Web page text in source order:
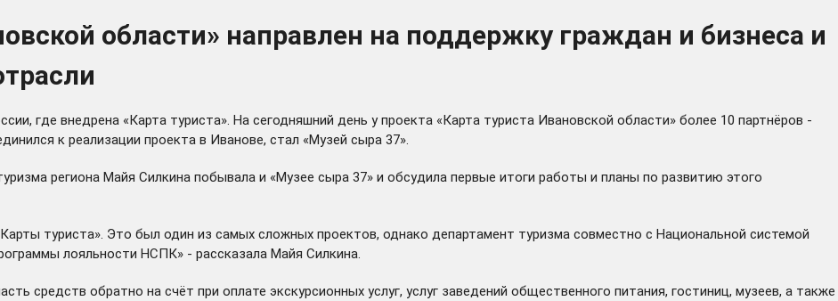
области» направлен на поддержку граждан и бизнеса и
где внедрена «Карта туриста». На сегодняшний день у проекта «Карта туриста Ивановской области» более 10 партнёров -
к реализации проекта в Иванове, стал «Музей сыра 37».
региона Майя Силкина побывала и «Музее сыра 37» и обсудила первые итоги работы и планы по развитию этого
туриста». Это был один из самых сложных проектов, однако департамент туризма совместно с Национальной системой
лояльности НСПК» - рассказала Майя Силкина.
средств обратно на счёт при оплате экскурсионных услуг, услуг заведений общественного питания, гостиниц, музеев, а также